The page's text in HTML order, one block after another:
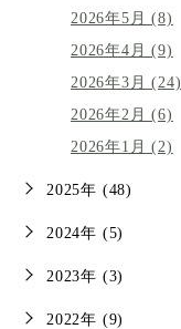
2026年5月 (8)
2026年4月 (9)
2026年3月 (24)
2026年2月 (6)
2026年1月 (2)
2025年 (48)
2024年 (5)
2023年 (3)
2022年 (9)